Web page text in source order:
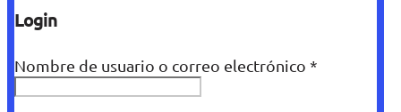
Login
Nombre de usuario o correo electrónico *